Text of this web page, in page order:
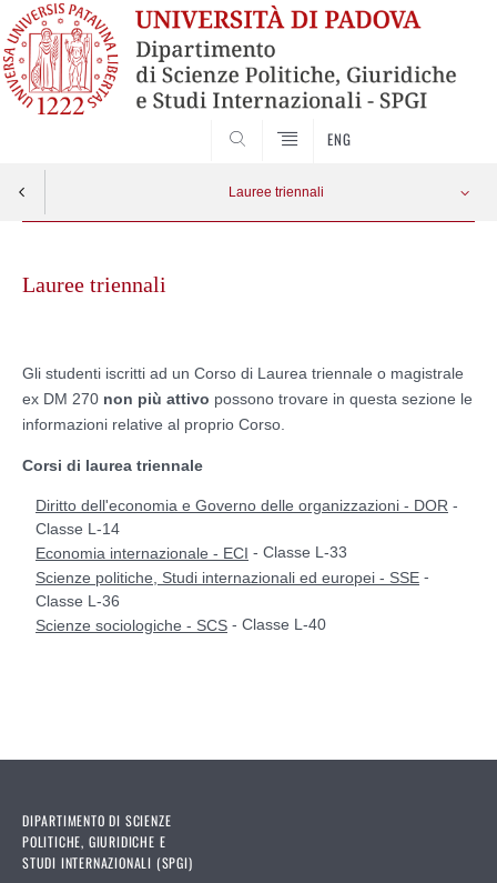
ENG
Lauree triennali
Scienze politiche, Studi internazionali ed europei - SSE
Scienze politiche, studi internazionali, governo delle amministrazioni SSG
contentLauree triennali
Gli studenti iscritti ad un Corso di Laurea triennale o magistrale
ex DM 270 non più attivo possono trovare in questa sezione le
informazioni relative al proprio Corso.
Corsi di laurea triennale
Diritto dell'economia e Governo delle organizzazioni - DOR -
Classe L-14
Economia internazionale - ECI - Classe L-33
Scienze politiche, Studi internazionali ed europei - SSE -
Classe L-36
Scienze sociologiche - SCS - Classe L-40
DIPARTIMENTO DI SCIENZE
POLITICHE, GIURIDICHE E
STUDI INTERNAZIONALI (SPGI)